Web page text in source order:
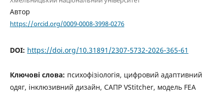
Автор
https://orcid.org/0009-0008-3998-0276
DOI: https://doi.org/10.31891/2307-5732-2026-365-61
Ключові слова: психофізіологія, цифровий адаптивний
одяг, інклюзивний дизайн, САПР VStitcher, модель FEA